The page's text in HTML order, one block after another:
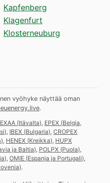
Kapfenberg
Klagenfurt
Klosterneuburg
vyöhyke näyttää oman
.
EXAA (Itävalta) EPEX (Belgia,
) IBEX (Bulgaria) CROPEX
) HENEX (Kreikka) HUPX
ja Baltia) POLPX (Puola)
) OMIE (Espanja ja Portugali)
).